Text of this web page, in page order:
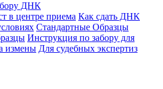
ДНК
в центре приема Как сдать ДНК
Стандартные Образцы
Инструкция по забору для
измены Для судебных экспертиз